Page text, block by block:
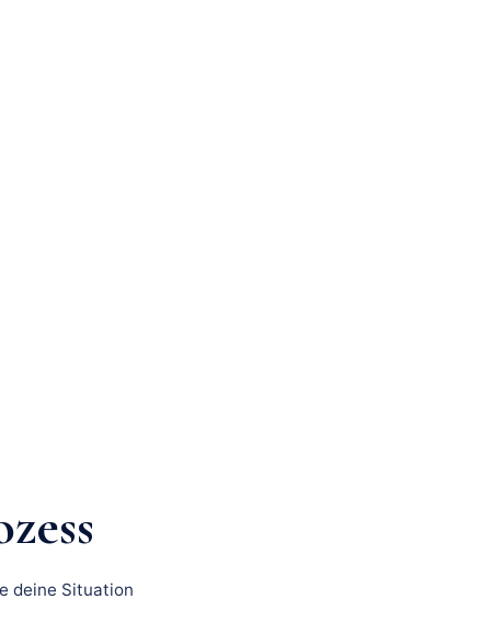
deine Situation